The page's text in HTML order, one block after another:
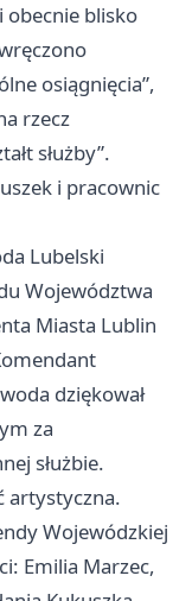
obecnie blisko
osiągnięcia”,
rzecz
służby”.
i pracownic
Lubelski
Województwa
Miasta Lublin
dziękował
za
służbie.
artystyczna.
Wojewódzkiej
Emilia Marzec,